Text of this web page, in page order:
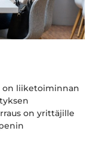
on liiketoiminnan
on yrittäjille